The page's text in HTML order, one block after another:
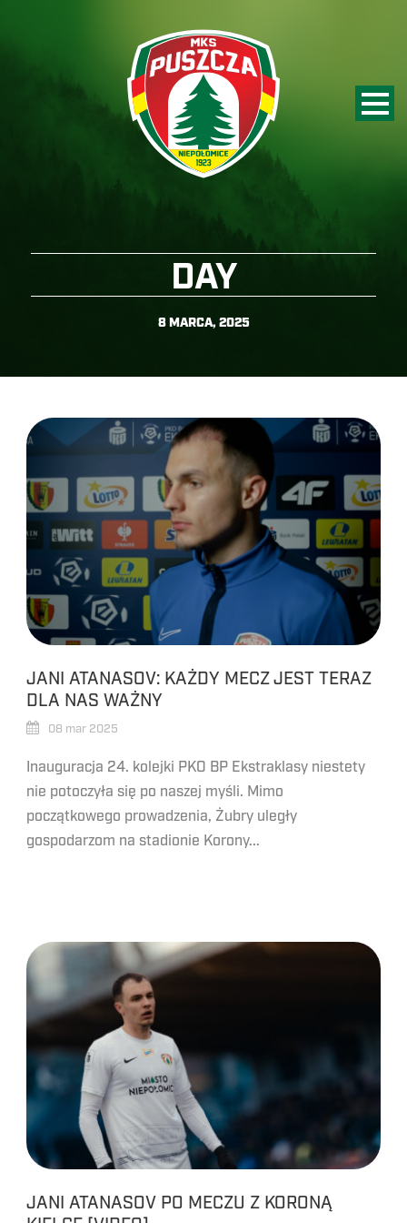
DAY
8 MARCA, 2025
JANI ATANASOV: KAŻDY MECZ JEST TERAZ
DLA NAS WAŻNY
08 mar 2025
Inauguracja 24. kolejki PKO BP Ekstraklasy niestety
nie potoczyła się po naszej myśli. Mimo
początkowego prowadzenia, Żubry uległy
gospodarzom na stadionie Korony...
JANI ATANASOV PO MECZU Z KORONĄ